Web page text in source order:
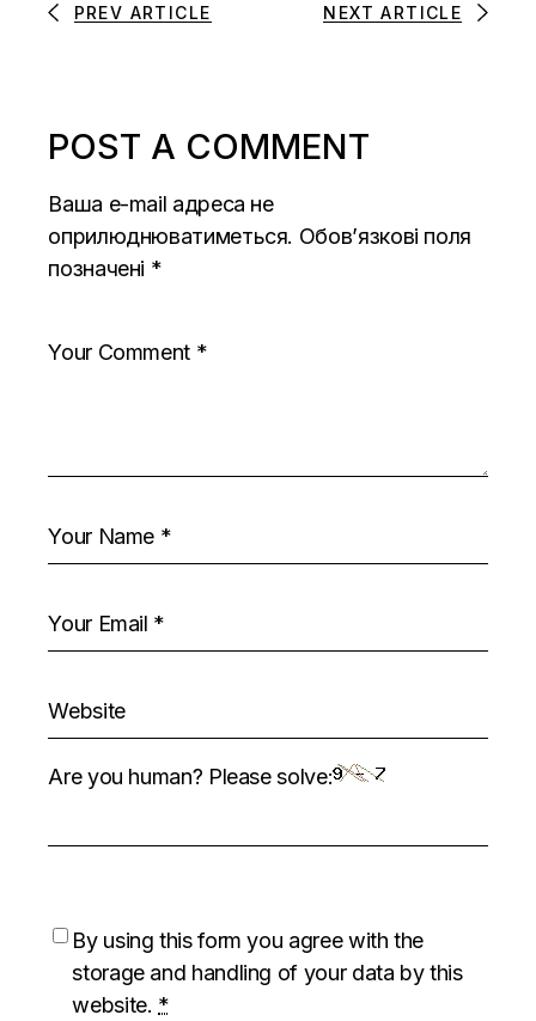
PREV ARTICLE NEXT ARTICLE
POST A COMMENT
Ваша e-mail адреса не
оприлюднюватиметься. Обов’язкові поля
позначені *
Are you human? Please solve:
By using this form you agree with the
storage and handling of your data by this
website. *